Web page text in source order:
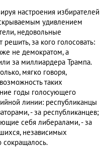
настроения избирателей
удивлением
недовольные
за кого голосовать:
не демократом, а
за миллиардера Трампа.
мягко говоря,
таких
годы голосующего
линии: республиканцы
- за республиканцев;
себя либералами, - за
независимых
сокращалось.